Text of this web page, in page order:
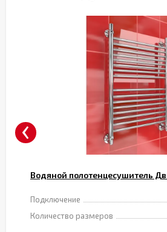
Водяной полотенцесушитель
Подключение
Количество размеров
‹